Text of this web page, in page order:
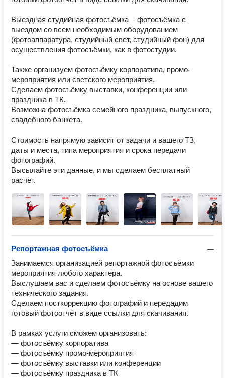
Выездная студийная фотосъёмка  - фотосъёмка с
выездом со всем необходимым оборудованием
(фотоаппаратура, студийный свет, студийный фон) для
осуществления фотосъёмки, как в фотостудии.
Также организуем фотосъёмку корпоратива, промо-
мероприятия или светского мероприятия.
Сделаем фотосъёмку выставки, конференции или
праздника в ТК.
Возможна фотосъёмка семейного праздника, выпускного,
свадебного банкета.
Стоимость напрямую зависит от задачи и вашего ТЗ,
даты и места, типа мероприятия и срока передачи
фотографий.
Высылайте эти данные, и мы сделаем бесплатный
расчёт.
—
Репортажная фотосъёмка
Занимаемся организацией репортажной фотосъёмки
мероприятия любого характера.
Выслушаем вас и сделаем фотосъёмку на основе вашего
технического задания.
Сделаем посткоррекцию фотографий и передадим
готовый фотоотчёт в виде ссылки для скачивания.
В рамках услуги сможем организовать:
— фотосъёмку корпоратива
— фотосъёмку промо-мероприятия
— фотосъёмку выставки или конференции
— фотосъёмку праздника в ТК